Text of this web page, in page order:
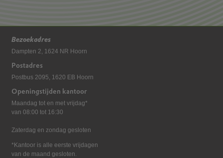
Bezoekadres
Dampten 2, 1624 NR Hoorn
Postadres
Postbus 2095, 1620 EB Hoorn
Openingstijden kantoor
Maandag tot en met vrijdag*
van 08:00 tot 16:30
Zaterdag en zondag gesloten
*Kantoor is alle eerste vrijdagen
van de maand gesloten.